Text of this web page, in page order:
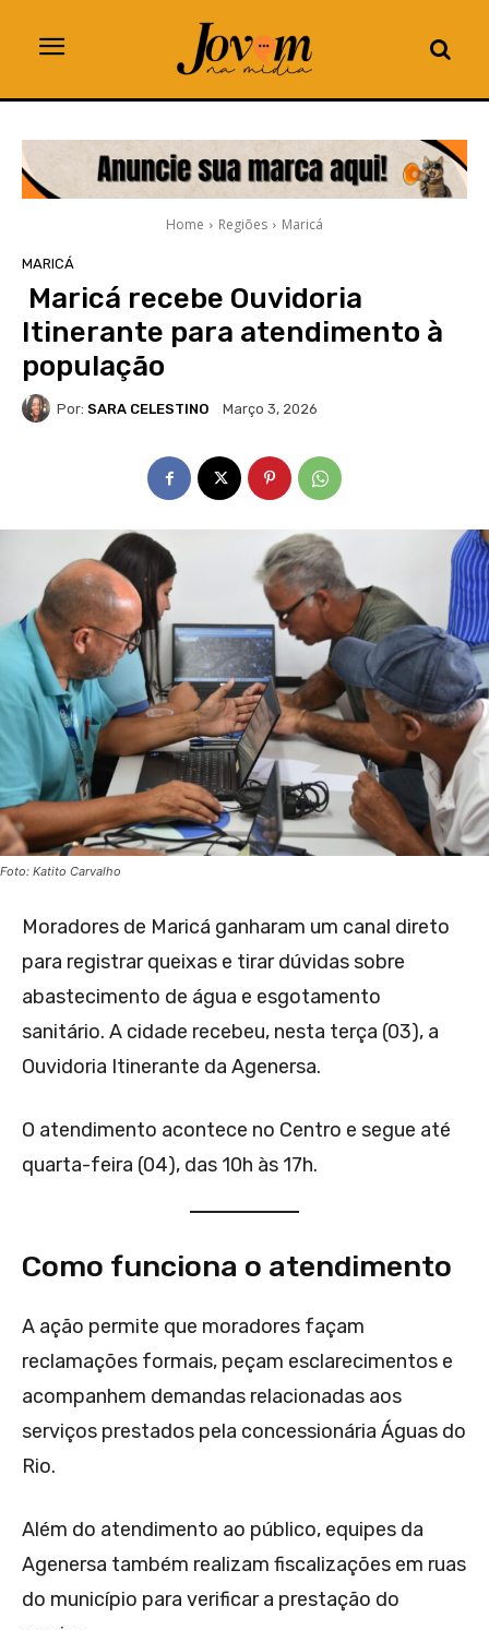
Home Regiões Maricá
MARICÁ
Maricá recebe Ouvidoria
Itinerante para atendimento à
população
Por: SARA CELESTINO Março 3, 2026
Foto: Katito Carvalho
Moradores de Maricá ganharam um canal direto
para registrar queixas e tirar dúvidas sobre
abastecimento de água e esgotamento
sanitário. A cidade recebeu, nesta terça (03), a
Ouvidoria Itinerante da Agenersa.
O atendimento acontece no Centro e segue até
quarta-feira (04), das 10h às 17h.
Como funciona o atendimento
A ação permite que moradores façam
reclamações formais, peçam esclarecimentos e
acompanhem demandas relacionadas aos
serviços prestados pela concessionária Águas do
Rio.
Além do atendimento ao público, equipes da
Agenersa também realizam fiscalizações em ruas
do município para verificar a prestação do